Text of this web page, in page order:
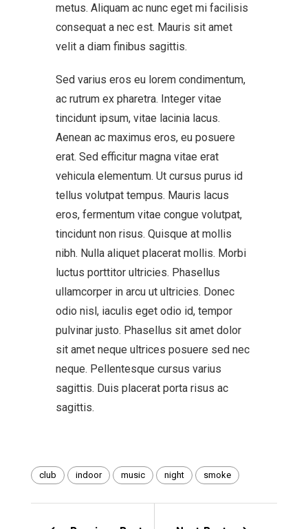
metus. Aliquam ac nunc eget mi facilisis
consequat a nec est. Mauris sit amet
velit a diam finibus sagittis.
Sed varius eros eu lorem condimentum,
ac rutrum ex pharetra. Integer vitae
tincidunt ipsum, vitae lacinia lacus.
Aenean ac maximus eros, eu posuere
erat. Sed efficitur magna vitae erat
vehicula elementum. Ut cursus purus id
tellus volutpat tempus. Mauris lacus
eros, fermentum vitae congue volutpat,
tincidunt non risus. Quisque at mollis
nibh. Nulla aliquet placerat mollis. Morbi
luctus porttitor ultricies. Phasellus
ullamcorper in arcu ut ultricies. Donec
odio nisl, iaculis eget odio id, tempor
pulvinar justo. Phasellus sit amet dolor
sit amet neque ultrices posuere sed nec
neque. Pellentesque cursus varius
sagittis. Duis placerat porta risus ac
sagittis.
club indoor music night smoke